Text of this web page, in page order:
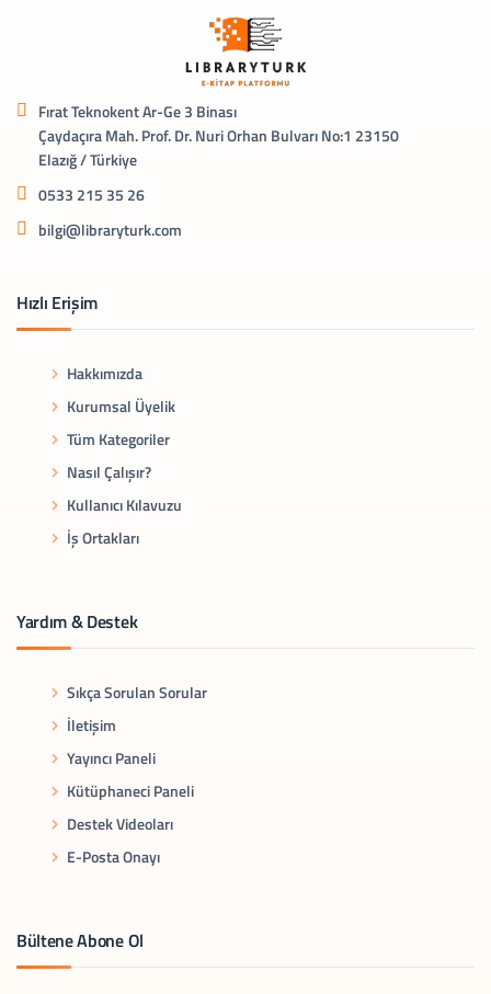
Fırat Teknokent Ar-Ge 3 Binası
Çaydaçıra Mah. Prof. Dr. Nuri Orhan Bulvarı No:1 23150
Elazığ / Türkiye
0533 215 35 26
bilgi@libraryturk.com
Hızlı Erişim
Hakkımızda
Kurumsal Üyelik
Tüm Kategoriler
Nasıl Çalışır?
Kullanıcı Kılavuzu
İş Ortakları
Yardım & Destek
Sıkça Sorulan Sorular
İletişim
Yayıncı Paneli
Kütüphaneci Paneli
Destek Videoları
E-Posta Onayı
Bültene Abone Ol